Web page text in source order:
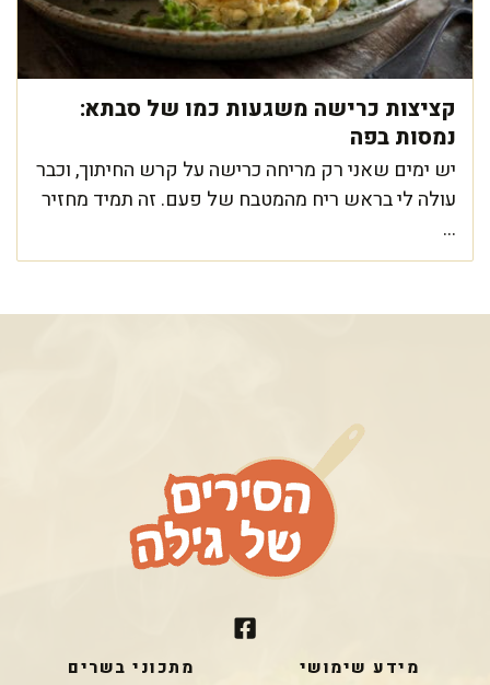
קציצות כרישה משגעות כמו של סבתא:
נמסות בפה
יש ימים שאני רק מריחה כרישה על קרש החיתוך, וכבר
עולה לי בראש ריח מהמטבח של פעם. זה תמיד מחזיר
...
מידע שימושי מתכוני בשרים